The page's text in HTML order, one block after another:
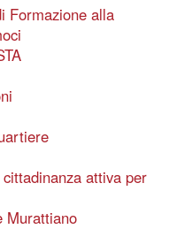
Formazione alla
attiva per
Murattiano